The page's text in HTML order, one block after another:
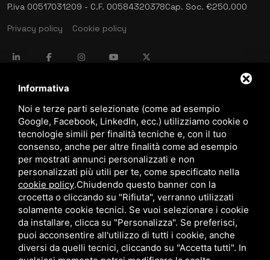
P.iva 00517031209 - C.F. 00584320378Cap. Soc. €250.000
Privacy policy
Cookie policy
language ITALIANO
download Catalogo Stima
download Politica qualità e sicurezza
Informativa
Noi e terze parti selezionate (come ad esempio
Google, Facebook, LinkedIn, ecc.) utilizziamo cookie o
tecnologie simili per finalità tecniche e, con il tuo
consenso, anche per altre finalità come ad esempio
per mostrati annunci personalizzati e non
personalizzati più utili per te, come specificato nella
cookie policy.Chiudendo questo banner con la
crocetta o cliccando su "Rifiuta", verranno utilizzati
solamente cookie tecnici. Se vuoi selezionare i cookie
da installare, clicca su "Personalizza". Se preferisci,
puoi acconsentire all'utilizzo di tutti i cookie, anche
diversi da quelli tecnici, cliccando su "Accetta tutti". In